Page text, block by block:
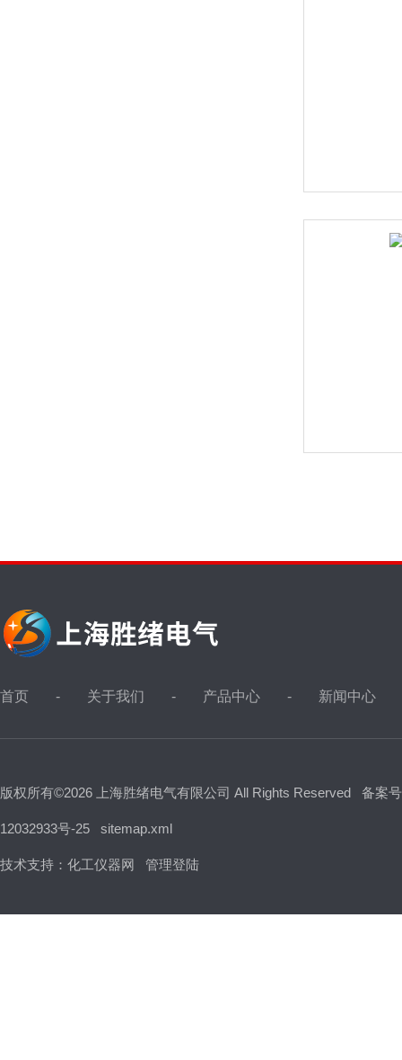
首页 关于我们 产品中心 新闻中心
版权所有©2026 上海胜绪电气有限公司 All Rights Reserved 备案
12032933号-25 sitemap.xml
技术支持： 化工仪器网 管理登陆